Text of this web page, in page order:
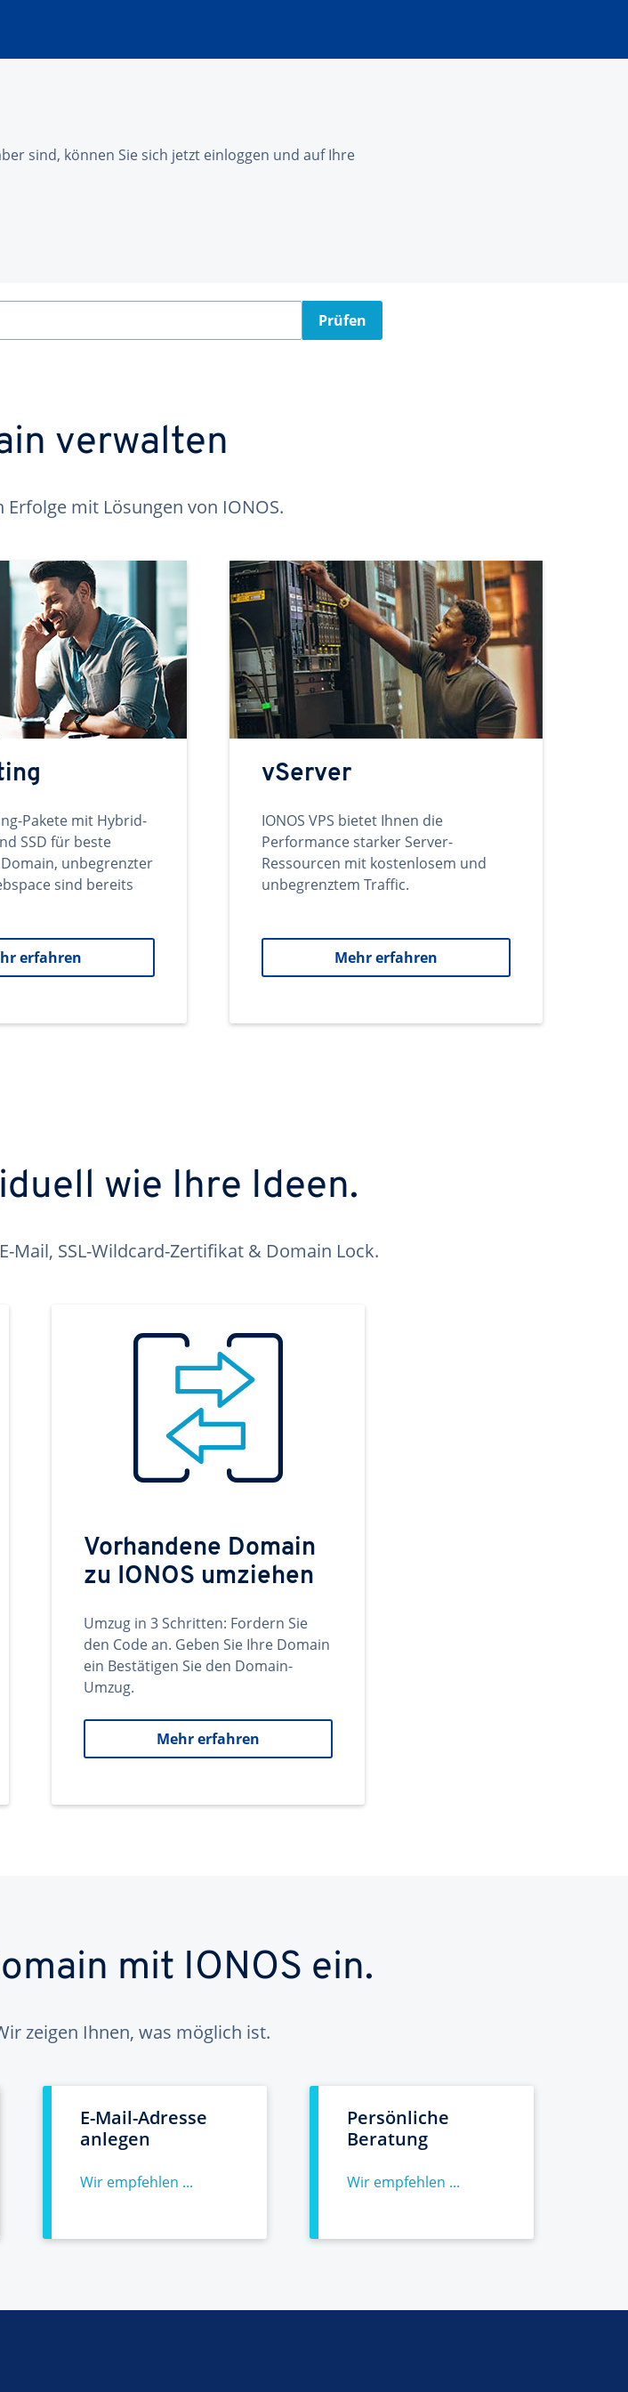
sind, können Sie sich jetzt einloggen und auf Ihre
Prüfen
verwalten
Erfolge mit Lösungen von IONOS.
Pakete mit Hybrid-
SSD für beste
unbegrenzter
sind bereits
erfahren
vServer
IONOS VPS bietet Ihnen die
Performance starker Server-
Ressourcen mit kostenlosem und
unbegrenztem Traffic.
Mehr erfahren
wie Ihre Ideen.
Mail, SSL-Wildcard-Zertifikat & Domain Lock.
Vorhandene Domain
zu IONOS umziehen
Umzug in 3 Schritten: Fordern Sie
den Code an. Geben Sie Ihre Domain
ein Bestätigen Sie den Domain-
Umzug.
Mehr erfahren
mit IONOS ein.
zeigen Ihnen, was möglich ist.
E-Mail-Adresse
anlegen
Wir empfehlen ...
Persönliche
Beratung
Wir empfehlen ...